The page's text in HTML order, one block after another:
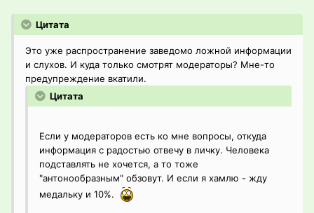
Цитата
Это уже распространение заведомо ложной информации
и слухов. И куда только смотрят модераторы? Мне-то
предупреждение вкатили.
Цитата
Если у модераторов есть ко мне вопросы, откуда
информация с радостью отвечу в личку. Человека
подставлять не хочется, а то тоже
"антонообразным" обзовут. И если я хамлю - жду
медальку и 10%.